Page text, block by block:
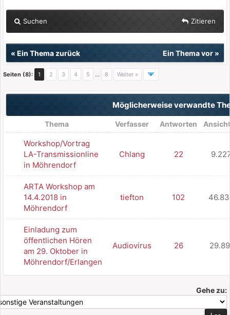
Suchen Zitieren
« Ein Thema zurück Ein Thema vor»
Seiten (8): 1 2 3 4 5 … 8 Weiter »
Möglicherweise verwandte
Thema Verfasser Antworten
Workshop/Vortrag
LA-Transmissionline
in Möhrendorf
Chlang 22
ARTA Workshop am
14.4.2018 in
Möhrendorf
tiefton 102
Einladung zum
öffentlichen Hören
am 29. Oktober in
Möhrendorf/Erlangen
Audiovirus 26
Gehe zu: